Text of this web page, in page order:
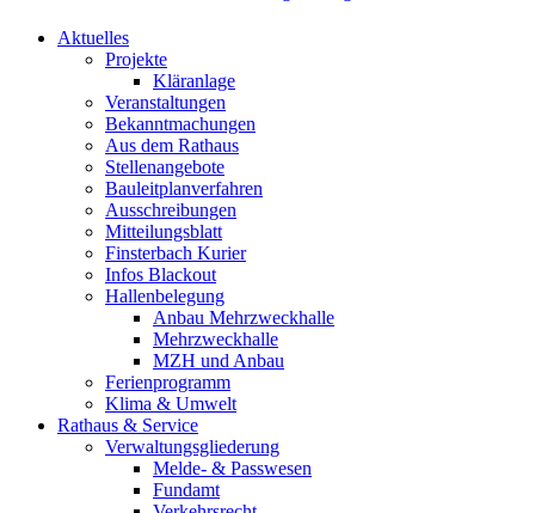
Aktuelles
Projekte
Kläranlage
Veranstaltungen
Bekanntmachungen
Aus dem Rathaus
Stellenangebote
Bauleitplanverfahren
Ausschreibungen
Mitteilungsblatt
Finsterbach Kurier
Infos Blackout
Hallenbelegung
Anbau Mehrzweckhalle
Mehrzweckhalle
MZH und Anbau
Ferienprogramm
Klima & Umwelt
Rathaus & Service
Verwaltungsgliederung
Melde- & Passwesen
Fundamt